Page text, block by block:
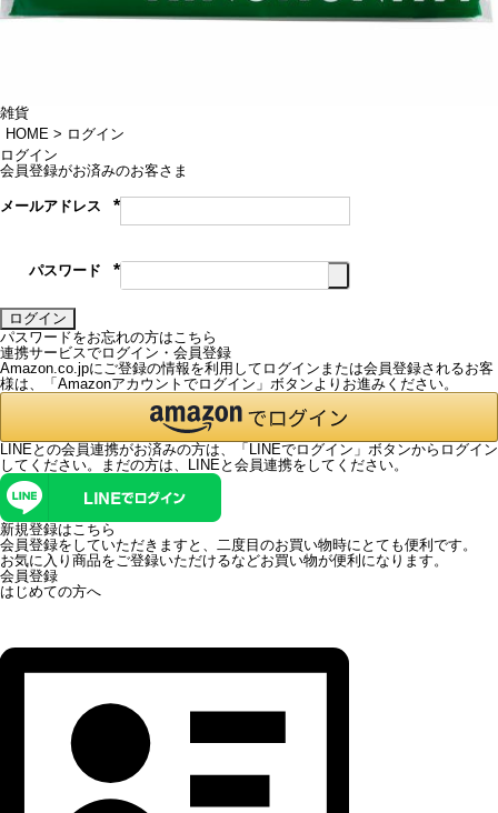
雑貨
HOME
ログイン
ログイン
会員登録がお済みのお客さま
メールアドレス
(必
パスワード
(必
ログイン
パスワードをお忘れの方はこちら
連携サービスでログイン・会員登録
Amazon.co.jpにご登録の情報を利用してログインまたは会員登録されるお客
様は、「Amazonアカウントでログイン」ボタンよりお進みください。
LINEとの会員連携がお済みの方は、「LINEでログイン」ボタンからログイン
してください。まだの方は、
LINEと会員連携をしてください。
新規登録はこちら
会員登録をしていただきますと、二度目のお買い物時にとても便利です。
お気に入り商品をご登録いただけるなどお買い物が便利になります。
会員登録
はじめての方へ